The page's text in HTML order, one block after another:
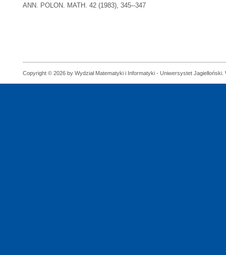
ANN. POLON. MATH. 42 (1983), 345--347
Copyright © 2026 by Wydział Matematyki i Informatyki - Uniwersystet